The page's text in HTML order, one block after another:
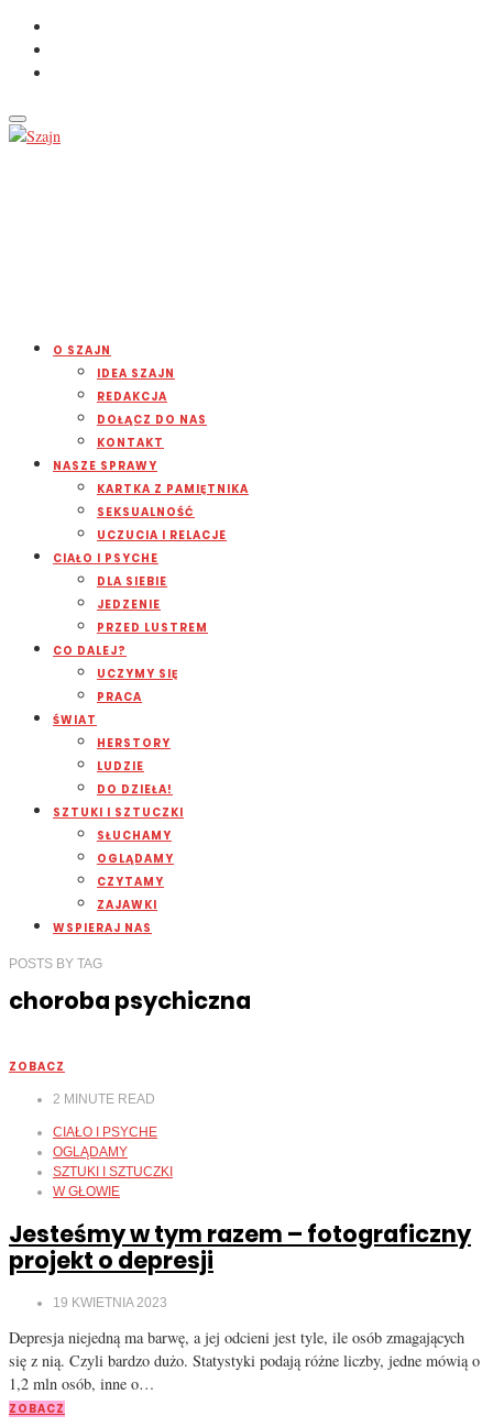
O SZAJN
IDEA SZAJN
REDAKCJA
DOŁĄCZ DO NAS
KONTAKT
NASZE SPRAWY
KARTKA Z PAMIĘTNIKA
SEKSUALNOŚĆ
UCZUCIA I RELACJE
CIAŁO I PSYCHE
DLA SIEBIE
JEDZENIE
PRZED LUSTREM
CO DALEJ?
UCZYMY SIĘ
PRACA
ŚWIAT
HERSTORY
LUDZIE
DO DZIEŁA!
SZTUKI I SZTUCZKI
SŁUCHAMY
OGLĄDAMY
CZYTAMY
ZAJAWKI
WSPIERAJ NAS
POSTS BY TAG
choroba psychiczna
ZOBACZ
2 MINUTE READ
CIAŁO I PSYCHE
OGLĄDAMY
SZTUKI I SZTUCZKI
W GŁOWIE
Jesteśmy w tym razem – fotograficzny
projekt o depresji
19 KWIETNIA 2023
Depresja niejedną ma barwę, a jej odcieni jest tyle, ile osób zmagających
się z nią. Czyli bardzo dużo. Statystyki podają różne liczby, jedne mówią o
1,2 mln osób, inne o…
ZOBACZ